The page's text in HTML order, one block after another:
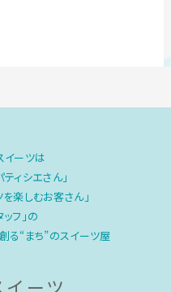
イーツは
ティシエさん」
を楽しむお客さん」
フ」の
る“まち”のスイーツ屋
イーツ